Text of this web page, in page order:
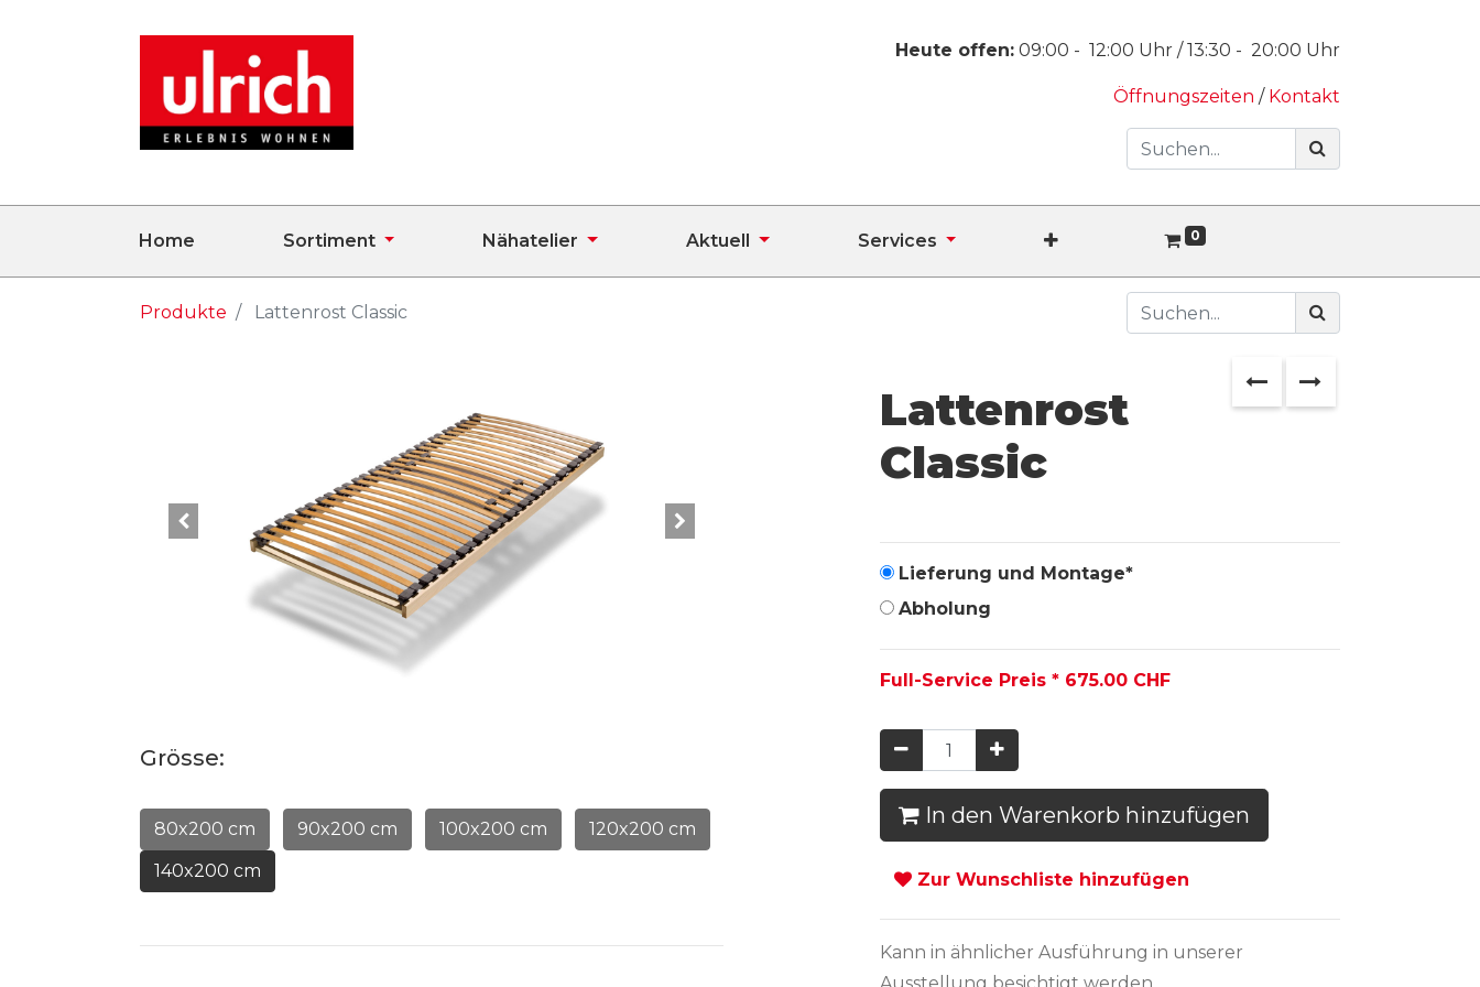
Heute offen: 09:00 - 12:00 Uhr /13:30 - 20:00 Uhr
Öffnungszeiten / Kontakt
Home Sortiment Nähatelier Aktuell Services 0
Produkte Lattenrost Classic
Grösse:
80x200 cm 90x200 cm 100x200 cm
120x200 cm
140x200 cm
Lattenrost
Classic
Lieferung und Montage*
Abholung
Full-Service Preis * 675.00 CHF
In den Warenkorb hinzufügen
Zur Wunschliste hinzufügen
Kann in ähnlicher Ausführung in unserer